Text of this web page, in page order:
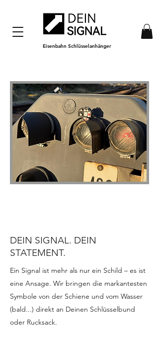
Eisenbahn Schlüsselanhänger
DEIN SIGNAL. DEIN
STATEMENT.
Ein Signal ist mehr als nur ein Schild – es ist
eine Ansage. Wir bringen die markantesten
Symbole von der Schiene und vom Wasser
(bald...) direkt an Deinen Schlüsselbund
oder Rucksack.